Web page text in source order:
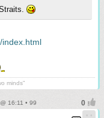
index.html
minds"
16:11 • 99